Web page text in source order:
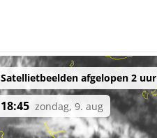
Satellietbeelden afgelopen 2 uur
18:45 zondag, 9. aug